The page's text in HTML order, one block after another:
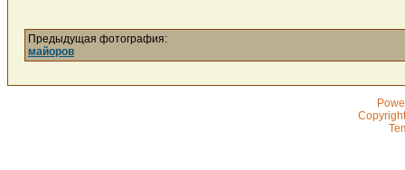
Предыдущая фотография:
майоров